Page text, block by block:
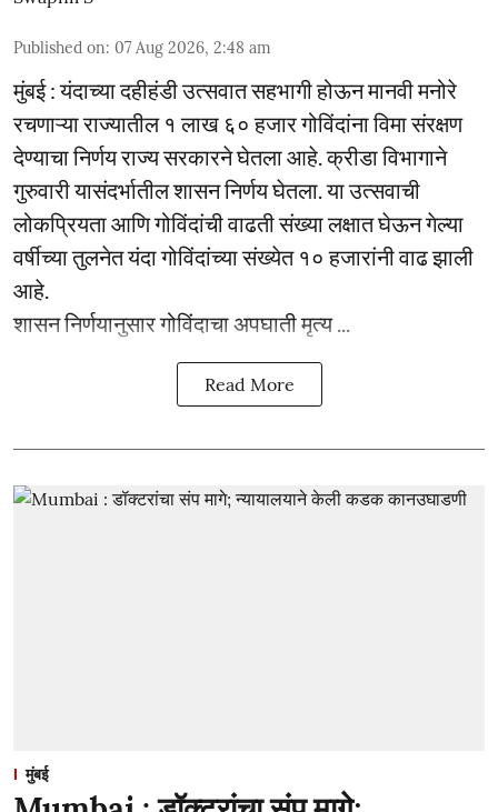
Published on: 07 Aug 2026, 2:48 am
मुंबई : यंदाच्या दहीहंडी उत्सवात सहभागी होऊन मानवी मनोरे
रचणाऱ्या राज्यातील १ लाख ६० हजार गोविंदांना विमा संरक्षण
देण्याचा निर्णय राज्य सरकारने घेतला आहे. क्रीडा विभागाने
गुरुवारी यासंदर्भातील शासन निर्णय घेतला. या उत्सवाची
लोकप्रियता आणि गोविंदांची वाढती संख्या लक्षात घेऊन गेल्या
वर्षीच्या तुलनेत यंदा गोविंदांच्या संख्येत १० हजारांनी वाढ झाली
आहे.
शासन निर्णयानुसार गोविंदाचा अपघाती मृत्य ...
Read More
मुंबई